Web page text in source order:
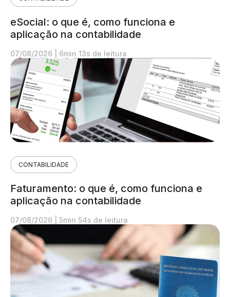
eSocial: o que é, como funciona e
aplicação na contabilidade
07/08/2026 6min 13s de leitura
CONTABILIDADE
Faturamento: o que é, como funciona e
aplicação na contabilidade
07/08/2026 5min 54s de leitura